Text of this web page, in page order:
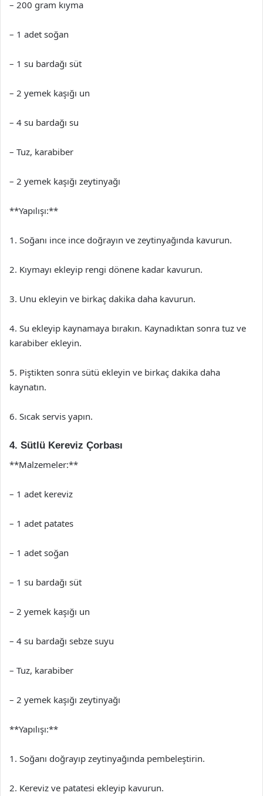
– 200 gram kıyma
– 1 adet soğan
– 1 su bardağı süt
– 2 yemek kaşığı un
– 4 su bardağı su
– Tuz, karabiber
– 2 yemek kaşığı zeytinyağı
**Yapılışı:**
1. Soğanı ince ince doğrayın ve zeytinyağında kavurun.
2. Kıymayı ekleyip rengi dönene kadar kavurun.
3. Unu ekleyin ve birkaç dakika daha kavurun.
4. Su ekleyip kaynamaya bırakın. Kaynadıktan sonra tuz ve
karabiber ekleyin.
5. Piştikten sonra sütü ekleyin ve birkaç dakika daha
kaynatın.
6. Sıcak servis yapın.
4. Sütlü Kereviz Çorbası
**Malzemeler:**
– 1 adet kereviz
– 1 adet patates
– 1 adet soğan
– 1 su bardağı süt
– 2 yemek kaşığı un
– 4 su bardağı sebze suyu
– Tuz, karabiber
– 2 yemek kaşığı zeytinyağı
**Yapılışı:**
1. Soğanı doğrayıp zeytinyağında pembeleştirin.
2. Kereviz ve patatesi ekleyip kavurun.